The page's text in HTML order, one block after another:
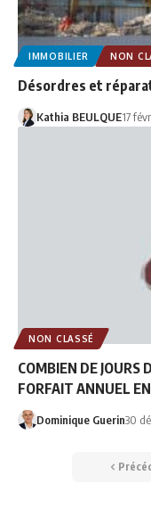
IMMOBILIER NON
Désordres et
Kathia BEULQUE17
NON CLASSÉ
COMBIEN DE JOURS
FORFAIT ANNUEL
Dominique Guerin30